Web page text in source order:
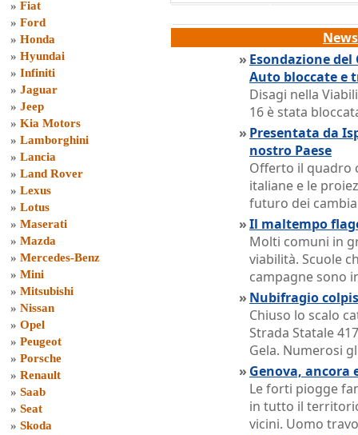
» Fiat
» Ford
» Honda
» Hyundai
» Infiniti
» Jaguar
» Jeep
» Kia Motors
» Lamborghini
» Lancia
» Land Rover
» Lexus
» Lotus
» Maserati
» Mazda
» Mercedes-Benz
» Mini
» Mitsubishi
» Nissan
» Opel
» Peugeot
» Porsche
» Renault
» Saab
» Seat
» Skoda
» Esondazione
Auto bloccate e
Disagi nella
16 è stata
» Presentata da
nostro Paese
Offerto il quadro
italiane e le
futuro dei
»Il maltempo
Molti comuni in
viabilità. Scuole
campagne sono
» Nubifragio
Chiuso lo scalo
Strada Statale
Gela. Numerosi
» Genova, ancora
Le forti piogge
in tutto il
vicini. Uomo